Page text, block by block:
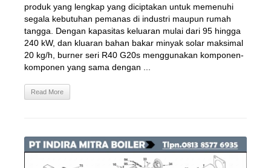
produk yang lengkap yang diciptakan untuk memenuhi
segala kebutuhan pemanas di industri maupun rumah
tangga. Dengan kapasitas keluaran mulai dari 95 hingga
240 kW, dan kluaran bahan bakar minyak solar maksimal
20 kg/h, burner seri R40 G20s menggunakan komponen-
komponen yang sama dengan ...
Read More